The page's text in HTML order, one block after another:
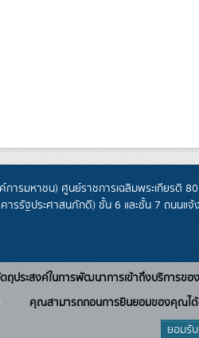
ารมหาชน) ศูนย์ราชการเฉลิมพระเกียรติ
รรัฐประศาสนภักดี) ชั้น 6 และชั้น 7 ถนนแจ้
ตถุประสงค์ในการพัฒนาการเข้าถึงบริการ
คุณสามารถถอนการยินยอมของคุณได้
ยอมรั